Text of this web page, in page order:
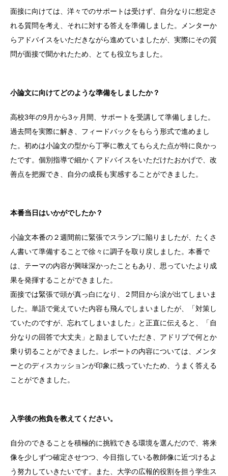
面接に向けては、洋々でのサポートは受けず、自分なりに想定さ
れる質問を考え、それに対する答えを準備しました。メンターか
らアドバイスをいただきながら進めていましたが、実際にその質
問が面接で聞かれたため、とても役立ちました。
小論文に向けてどのような準備をしましたか？
高校3年の9月から3ヶ月間、サポートを受講して準備しました。
過去問を実際に解き、フィードバックをもらう形式で進めまし
た。初めは小論文の型から丁寧に教えてもらえた点が特に良かっ
たです。個別指導で細かくアドバイスをいただけたおかげで、改
善点を把握でき、自分の成長も実感することができました。
本番当日はいかがでしたか？
小論文本番の２週間前に緊張でスランプに陥りましたが、たくさ
ん書いて準備することで徐々に調子を取り戻しました。本番で
は、テーマの内容が興味深かったこともあり、思っていたより成
果を発揮することができました。
面接では緊張で頭が真っ白になり、２問目から涙が出てしまいま
した。単語で覚えていた内容も飛んでしまいましたが、「対策し
ていたのですが、忘れてしまいました」と正直に伝えると、「自
分なりの回答で大丈夫」と励ましていただき、アドリブで何とか
乗り切ることができました。レポートの内容については、メンタ
ーとのディスカッションが印象に残っていたため、うまく答える
ことができました。
入学後の抱負を教えてください。
自分のできることを積極的に挑戦できる環境を選んだので、将来
像を少しずつ確定させつつ、今目指している教師像に近づけるよ
う努力していきたいです。また、大学の広報的役割を担う学生ス